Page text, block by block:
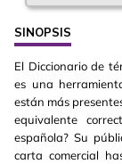
SINOPSIS
El Diccionario de
es una
están más
equivalente
española? Su
carta comercial